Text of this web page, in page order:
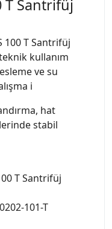
T Santrifüj
100 T Santrifüj
kullanım
ve su
i
hat
stabil
T Santrifüj
101-T